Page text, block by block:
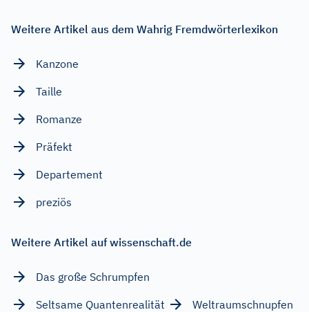
Weitere Artikel aus dem Wahrig Fremdwörterlexikon
Kanzone
Taille
Romanze
Präfekt
Departement
preziös
Weitere Artikel auf wissenschaft.de
Das große Schrumpfen
Seltsame Quantenrealität
Weltraumschnupfen